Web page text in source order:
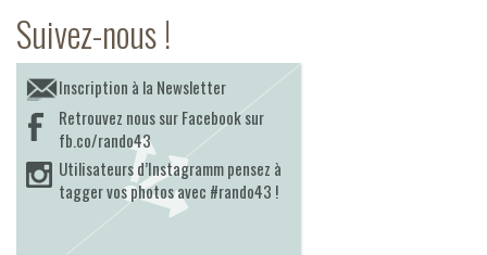
Suivez-nous !
Inscription à la Newsletter
Retrouvez nous sur Facebook sur
fb.co/rando43
Utilisateurs d’Instagramm pensez à
tagger vos photos avec #rando43 !